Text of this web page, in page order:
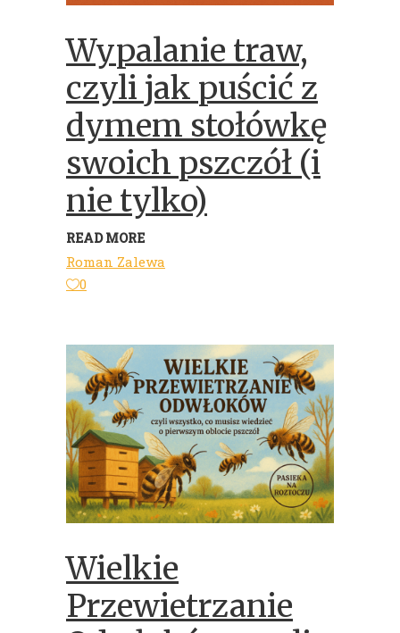
Wypalanie traw,
czyli jak puścić z
dymem stołówkę
swoich pszczół (i
nie tylko)
READ MORE
Roman Zalewa
0
Wielkie
Przewietrzanie